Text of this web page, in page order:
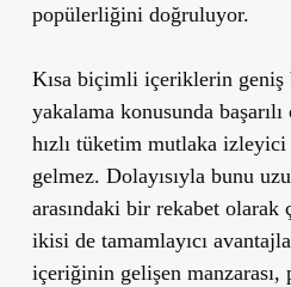
popülerliğini doğruluyor.
Kısa biçimli içeriklerin geniş
yakalama konusunda
hızlı tüketim mutlaka izleyici
gelmez. Dolayısıyla bunu
arasındaki bir rekabet olarak
ikisi de tamamlayıcı
içeriğinin gelişen manzarası,